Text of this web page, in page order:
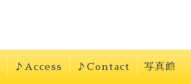
♪Access ♪Contact 写真館